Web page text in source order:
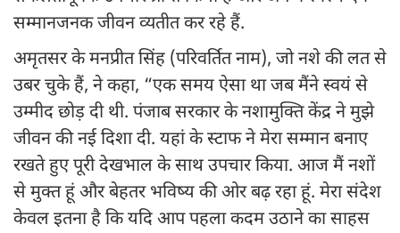
सम्मानजनक जीवन व्यतीत कर रहे हैं.
अमृतसर के मनप्रीत सिंह (परिवर्तित नाम), जो नशे की लत से
उबर चुके हैं, ने कहा, “एक समय ऐसा था जब मैंने स्वयं से
उम्मीद छोड़ दी थी. पंजाब सरकार के नशामुक्ति केंद्र ने मुझे
जीवन की नई दिशा दी. यहां के स्टाफ ने मेरा सम्मान बनाए
रखते हुए पूरी देखभाल के साथ उपचार किया. आज मैं नशों
से मुक्त हूं और बेहतर भविष्य की ओर बढ़ रहा हूं. मेरा संदेश
केवल इतना है कि यदि आप पहला कदम उठाने का साहस